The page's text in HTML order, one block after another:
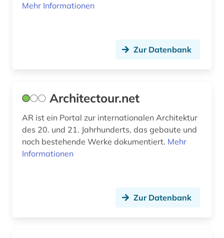
englisch (6)
enzyklopädie (2)
ereignis (1)
erich (1)
Mehr Informationen
Zur Datenbank
Architectour.net
AR ist ein Portal zur internationalen Architektur
des 20. und 21. Jahrhunderts, das gebaute und
noch bestehende Werke dokumentiert. Mehr
Informationen
Zur Datenbank